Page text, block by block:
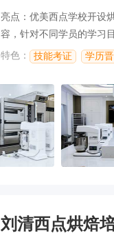
亮点：优美西点学校开设
容，针对不同学员的学习
课程，确保每位学员学有
特色： 技能考证 学历
刘清西点烘焙